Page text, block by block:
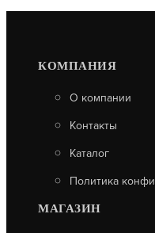
КОМПАНИЯ
О компании
Контакты
Каталог
Политика
МАГАЗИН